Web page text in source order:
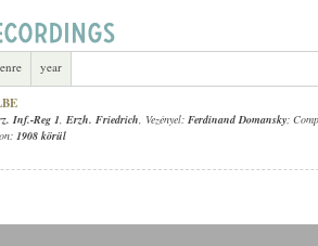
year
Inf.-Reg 1, Erzh. Friedrich, Vezényel: Ferdinand Domansky;
1908 körül